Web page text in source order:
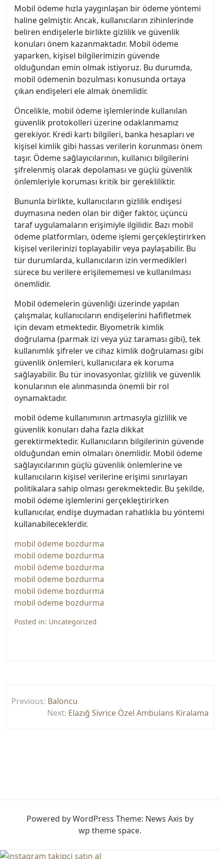
Mobil ödeme hızla yaygınlaşan bir ödeme yöntemi
haline gelmiştir. Ancak, kullanıcıların zihinlerinde
beliren endişelerle birlikte gizlilik ve güvenlik
konuları önem kazanmaktadır. Mobil ödeme
yaparken, kişisel bilgilerimizin güvende
olduğundan emin olmak istiyoruz. Bu durumda,
mobil ödemenin bozulması konusunda ortaya
çıkan endişeleri ele almak önemlidir.
Öncelikle, mobil ödeme işlemlerinde kullanılan
güvenlik protokolleri üzerine odaklanmamız
gerekiyor. Kredi kartı bilgileri, banka hesapları ve
kişisel kimlik gibi hassas verilerin korunması önem
taşır. Ödeme sağlayıcılarının, kullanıcı bilgilerini
şifrelenmiş olarak depolaması ve güçlü güvenlik
önlemleriyle koruması kritik bir gerekliliktir.
Bununla birlikte, kullanıcıların gizlilik endişesi
duymasına neden olan bir diğer faktör, üçüncü
taraf uygulamaların erişimiyle ilgilidir. Bazı mobil
ödeme platformları, ödeme işlemi gerçekleştirirken
kişisel verilerinizi toplayabilir veya paylaşabilir. Bu
tür durumlarda, kullanıcıların izin vermedikleri
sürece bu verilere erişilememesi ve kullanılması
önemlidir.
Mobil ödemelerin güvenliği üzerinde yapılan
çalışmalar, kullanıcıların endişelerini hafifletmek
için devam etmektedir. Biyometrik kimlik
doğrulama (parmak izi veya yüz taraması gibi), tek
kullanımlık şifreler ve cihaz kimlik doğrulaması gibi
güvenlik önlemleri, kullanıcılara ek koruma
sağlayabilir. Bu tür inovasyonlar, gizlilik ve güvenlik
konularının ele alınmasında önemli bir rol
oynamaktadır.
mobil ödeme kullanımının artmasıyla gizlilik ve
güvenlik konuları daha fazla dikkat
gerektirmektedir. Kullanıcıların bilgilerinin güvende
olduğundan emin olmaları önemlidir. Mobil ödeme
sağlayıcılarının güçlü güvenlik önlemlerine ve
kullanıcıların kişisel verilerine erişimi sınırlayan
politikalara sahip olması gerekmektedir. Bu şekilde,
mobil ödeme işlemlerini gerçekleştirirken
kullanıcılar, endişe duymadan rahatlıkla bu yöntemi
kullanabileceklerdir.
mobil ödeme bozdurma
mobil ödeme bozdurma
mobil ödeme bozdurma
mobil ödeme bozdurma
mobil ödeme bozdurma
mobil ödeme bozdurma
Posted in: Uncategorized
gezinmesi
Previous: Baloncu
Next: Elazığ Sivrice Özel Ambulans Kiralama
Powered by WordPress Theme: News Axis by
wp theme space.